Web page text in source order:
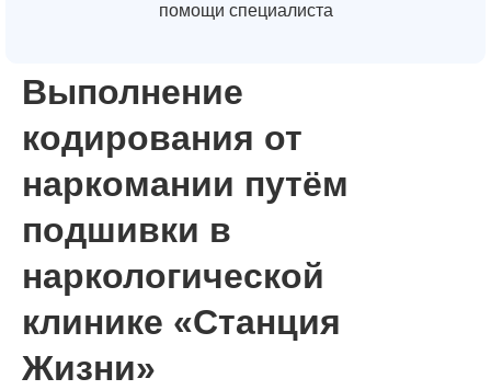
помощи специалиста
Выполнение
кодирования от
наркомании путём
подшивки в
наркологической
клинике «Станция
Жизни»